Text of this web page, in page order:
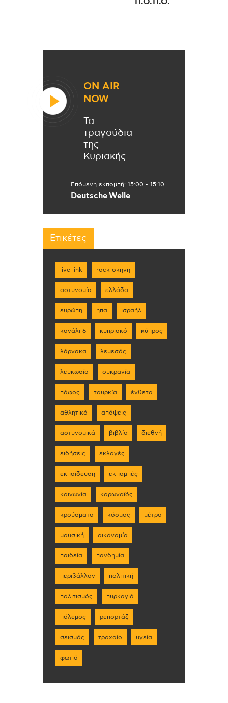
ON AIR
NOW
Τα
τραγούδια
της
Κυριακής
Επόμενη εκπομπή: 15:00 - 15:10
Deutsche Welle
Ετικέτες
live link rock σκηνη
αστυνομία ελλάδα
ευρώπη ηπα ισραήλ
κανάλι 6 κυπριακό κύπρος
λάρνακα λεμεσός
λευκωσία ουκρανία
πάφος τουρκία ένθετα
αθλητικά απόψεις
αστυνομικά βιβλίο διεθνή
ειδήσεις εκλογές
εκπαίδευση εκπομπές
κοινωνία κορωνοϊός
κρούσματα κόσμος μέτρα
μουσική οικονομία
παιδεία πανδημία
περιβάλλον πολιτική
πολιτισμός πυρκαγιά
πόλεμος ρεπορτάζ
σεισμός τροχαίο υγεία
φωτιά